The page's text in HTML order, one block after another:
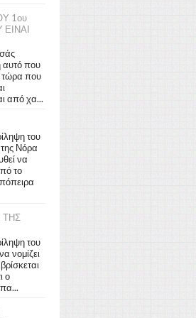
1ου
αυτό που
τώρα που
από χα...
του
Νόρα
να
το
ΤΗΣ
του
νομίζει
ο